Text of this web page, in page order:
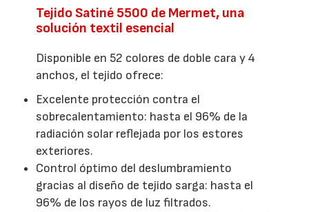
Tejido Satiné 5500 de Mermet, una
solución textil esencial
Disponible en 52 colores de doble cara y 4
anchos, el tejido ofrece:
Excelente protección contra el
sobrecalentamiento: hasta el 96% de la
radiación solar reflejada por los estores
exteriores.
Control óptimo del deslumbramiento
gracias al diseño de tejido sarga: hasta el
96% de los rayos de luz filtrados.